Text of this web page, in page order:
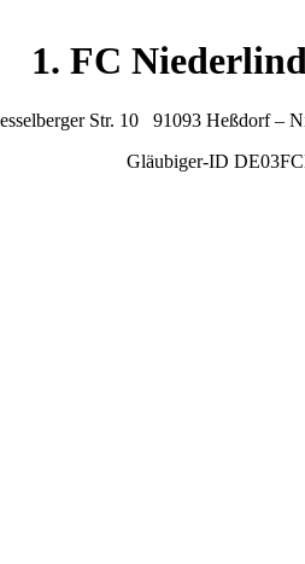
1. FC
Str. 10 91093 Heßdorf –
Gläubiger-ID